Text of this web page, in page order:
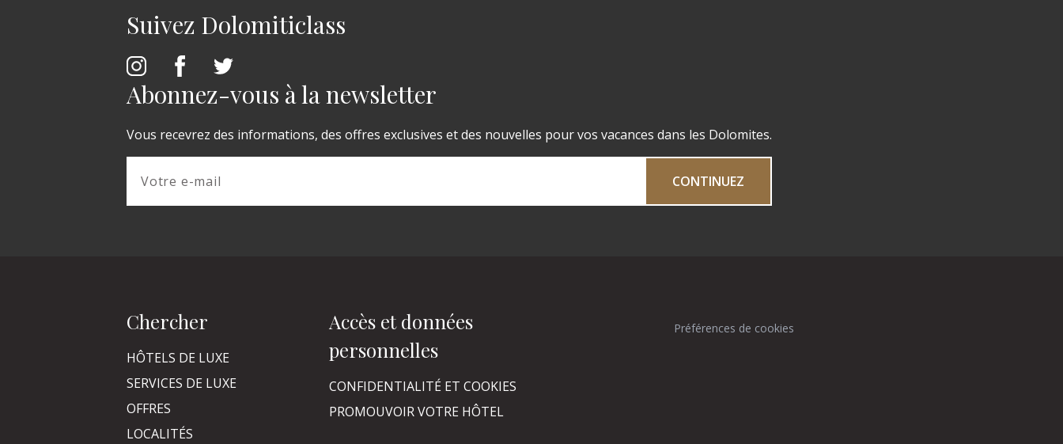
Suivez Dolomiticlass
Abonnez-vous à la newsletter
Vous recevrez des informations, des offres exclusives et des nouvelles pour vos vacances dans les Dolomites.
CONTINUEZ
Chercher
HÔTELS DE LUXE
SERVICES DE LUXE
OFFRES
LOCALITÉS
Accès et données
personnelles
CONFIDENTIALITÉ ET COOKIES
PROMOUVOIR VOTRE HÔTEL
Préférences de cookies